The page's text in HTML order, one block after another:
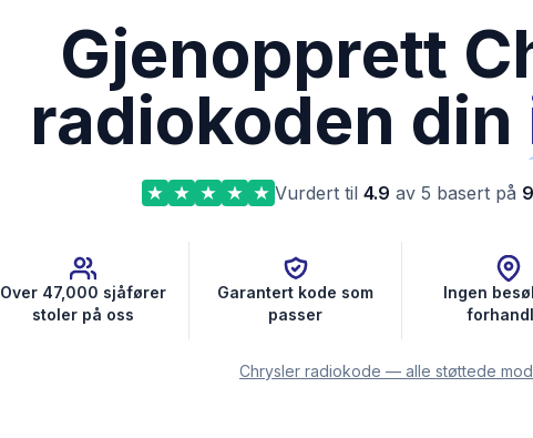
Gjenopprett
radiokoden din
Vurdert til 4.9 av 5 basert på
Over 47,000 sjåfører
stoler på oss
Garantert kode som
passer
Ingen
Chrysler radiokode — alle støttede